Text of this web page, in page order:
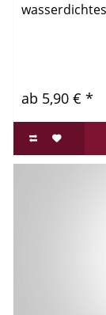
ab 5,90 € *